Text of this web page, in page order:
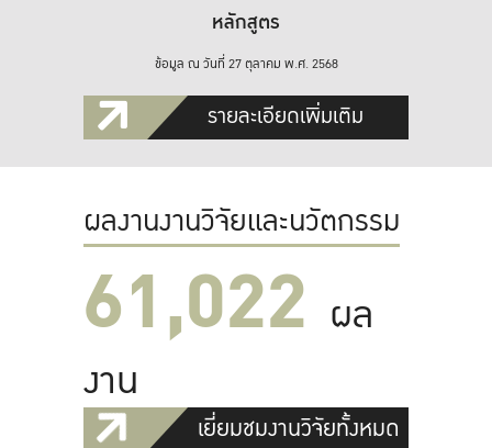
หลักสูตร
ข้อมูล ณ วันที่ 27 ตุลาคม พ.ศ. 2568
รายละเอียดเพิ่มเติม
ผลงานงานวิจัยและนวัตกรรม
61,022 ผล
งาน
เยี่ยมชมงานวิจัยทั้งหมด